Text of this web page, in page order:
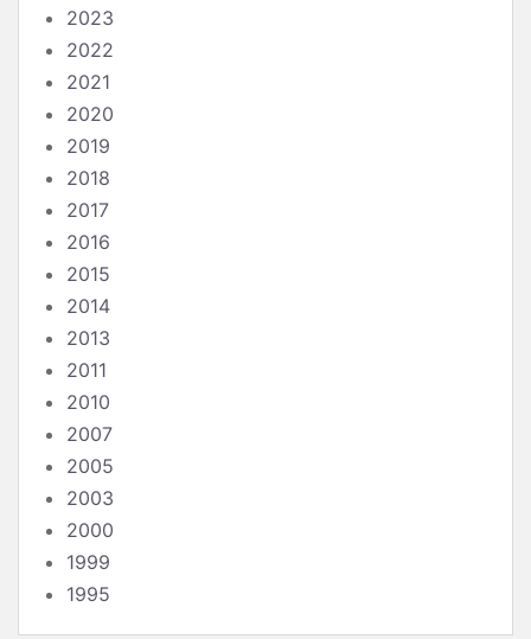
2023
2022
2021
2020
2019
2018
2017
2016
2015
2014
2013
2011
2010
2007
2005
2003
2000
1999
1995